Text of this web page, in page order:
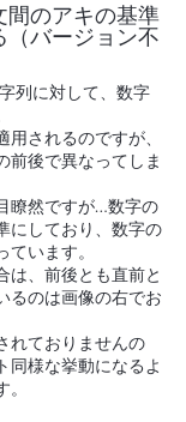
間のアキの基準
（バージョン不
列に対して、数字
されるのですが、
前後で異なってしま
瞭然ですが…数字の
にしており、数字の
います。
は、前後とも直前と
るのは画像の右でお
れておりませんの
同様な挙動になるよ